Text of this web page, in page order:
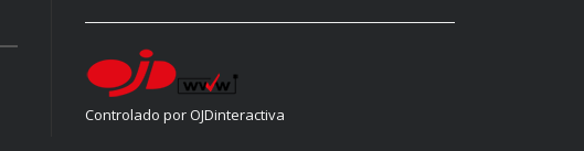
Controlado por OJDinteractiva